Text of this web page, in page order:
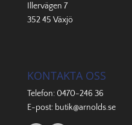
Illervägen 7
352 45 Växjö
KONTAKTA OSS
Telefon:0470-246 36
E-post: butik@arnolds.se